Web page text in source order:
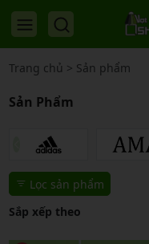
Trang chủ > Sản phẩm
Sản Phẩm
Lọc sản phẩm
Sắp xếp theo